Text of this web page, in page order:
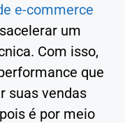
e-commerce
um
Com isso,
que
suas vendas
é por meio